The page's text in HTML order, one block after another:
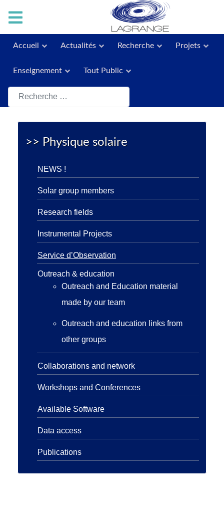
Accueil Actualités Recherche Projets
Enseignement Tout Public
Rechercher
>> Physique solaire
NEWS !
Solar group members
Research fields
Instrumental Projects
Service d’Observation
Outreach & education
Outreach and Education material
made by our team
Outreach and education links from
other groups
Collaborations and network
Workshops and Conferences
Available Software
Data access
Publications